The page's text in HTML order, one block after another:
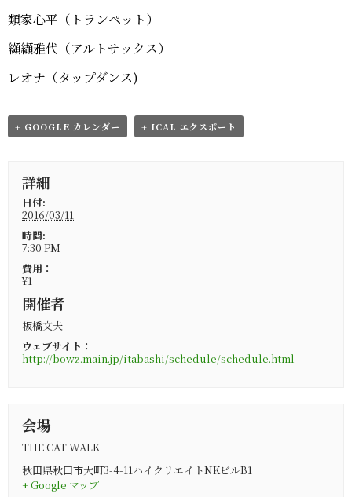
類家心平（トランペット）
纐纈雅代（アルトサックス）
レオナ（タップダンス)
+ GOOGLE カレンダー + ICAL エクスポート
詳細
日付:
2016/03/11
時間:
7:30 PM
費用：
¥1
開催者
板橋文夫
ウェブサイト：
http://bowz.main.jp/itabashi/schedule/schedule.html
会場
THE CAT WALK
秋田県秋田市大町3-4-11ハイクリエイトNKビルB1
+ Google マップ